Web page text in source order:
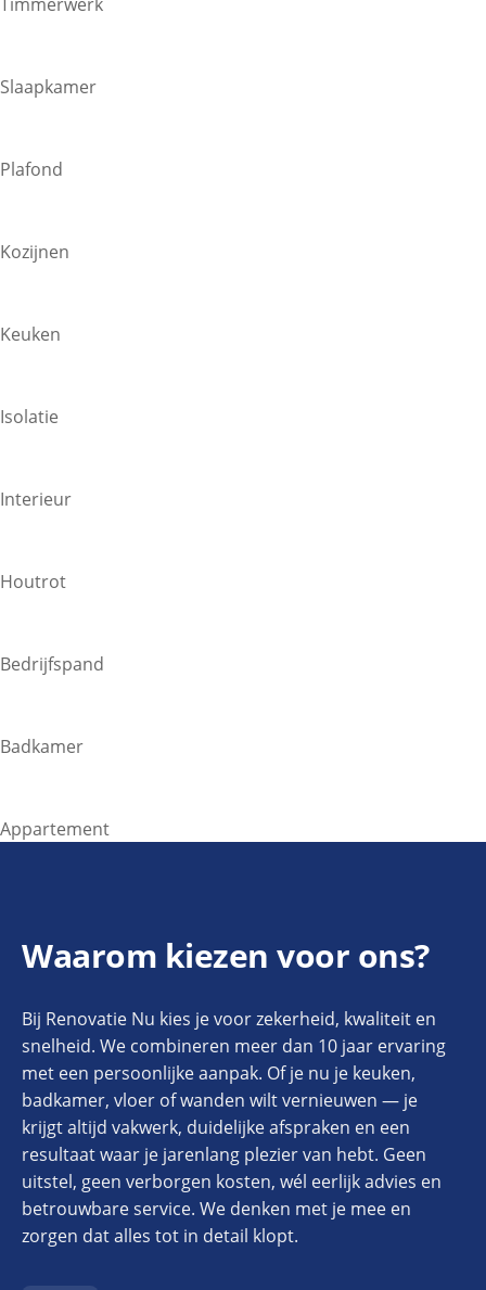
Slaapkamer
Plafond
Kozijnen
Keuken
Isolatie
Interieur
Houtrot
Bedrijfspand
Badkamer
Appartement
Waarom kiezen voor ons?
Bij Renovatie Nu kies je voor zekerheid, kwaliteit en
snelheid. We combineren meer dan 10 jaar ervaring
met een persoonlijke aanpak. Of je nu je keuken,
badkamer, vloer of wanden wilt vernieuwen — je
krijgt altijd vakwerk, duidelijke afspraken en een
resultaat waar je jarenlang plezier van hebt. Geen
uitstel, geen verborgen kosten, wél eerlijk advies en
betrouwbare service. We denken met je mee en
zorgen dat alles tot in detail klopt.